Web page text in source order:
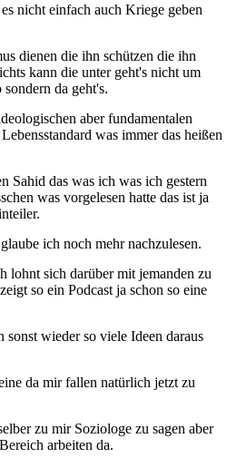
nicht einfach auch Kriege geben
dienen die ihn schützen die ihn
kann die unter geht's nicht um
da geht's.
aber fundamentalen
was immer das heißen
Sahid das was ich was ich gestern
was vorgelesen hatte das ist ja
ich noch mehr nachzulesen.
lohnt sich darüber mit jemanden zu
so ein Podcast ja schon so eine
sonst wieder so viele Ideen daraus
da mir fallen natürlich jetzt zu
zu mir Soziologe zu sagen aber
arbeiten da.